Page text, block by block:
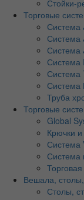
Стойки-
Торговые
Система
Система
Система
Система
Система
Система
Труба
Торговые
Global
Крючки
Система
Система
Вешала,
Столы,